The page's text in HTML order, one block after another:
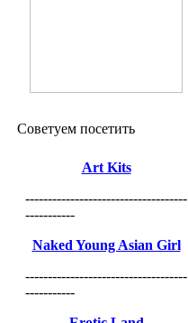
Советуем посетить
Art Kits
------------------------------------
-----------
Naked Young Asian Girl
------------------------------------
-----------